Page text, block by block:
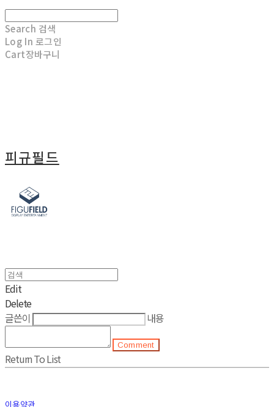
Search 검색
Log In 로그인
Cart장바구니
피규필드
Edit
Delete
글쓴이
내용
Comment
Return To List
이용약관